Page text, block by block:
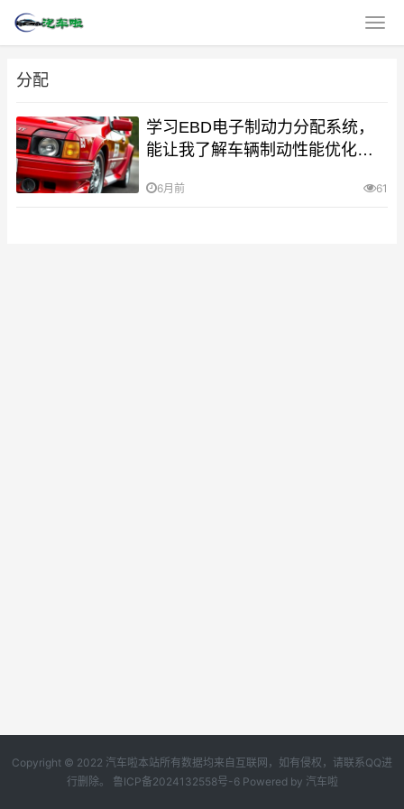
分配
学习EBD电子制动力分配系统，
能让我了解车辆制动性能优化技
6月前 61
Copyright © 2022 汽车啦本站所有数据均来自互联网，如有侵权，请联系QQ进
行删除。 鲁ICP备2024132558号-6Powered by 汽车啦